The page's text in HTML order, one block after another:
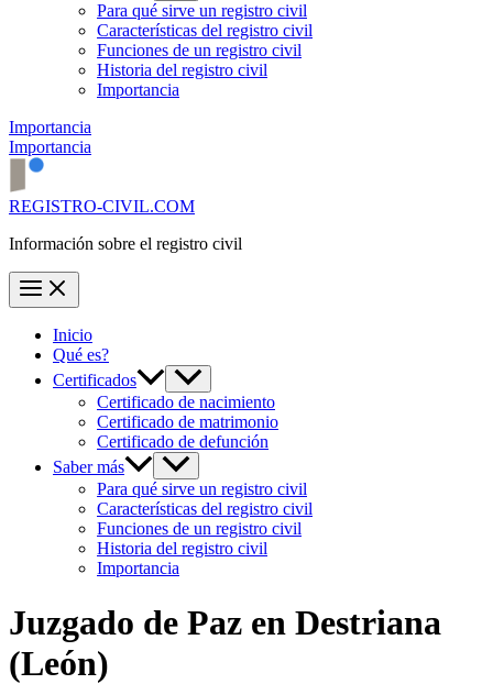
Para qué sirve un registro civil
Características del registro civil
Funciones de un registro civil
Historia del registro civil
Importancia
Importancia
Importancia
REGISTRO-CIVIL.COM
Información sobre el registro civil
Inicio
Qué es?
Certificados
Certificado de nacimiento
Certificado de matrimonio
Certificado de defunción
Saber más
Para qué sirve un registro civil
Características del registro civil
Funciones de un registro civil
Historia del registro civil
Importancia
Juzgado de Paz en Destriana
(León)